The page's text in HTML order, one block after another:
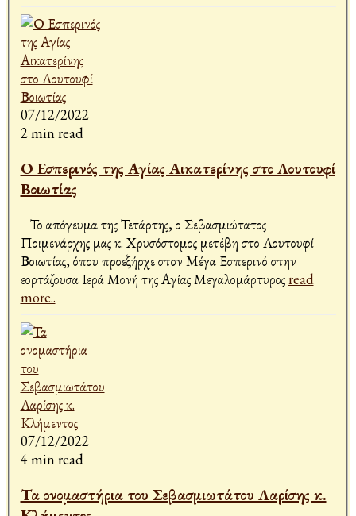
07/12/2022
2 min read
Ο Εσπερινός της Αγίας Αικατερίνης στο Λουτουφί
Βοιωτίας
Το απόγευμα της Τετάρτης, ο Σεβασμιώτατος
Ποιμενάρχης μας κ. Χρυσόστομος μετέβη στο Λουτουφί
Βοιωτίας, όπου προεξήρχε στον Μέγα Εσπερινό στην
εορτάζουσα Ιερά Μονή της Αγίας Μεγαλομάρτυροςread
more..
07/12/2022
4 min read
Τα ονομαστήρια του Σεβασμιωτάτου Λαρίσης κ.